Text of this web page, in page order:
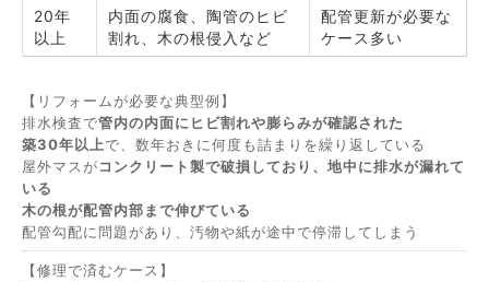
20年
以上
内面の腐食、陶管のヒビ
割れ、木の根侵入など
配管更新が必要な
ケース多い
【リフォームが必要な典型例】
排水検査で管内の内面にヒビ割れや膨らみが確認された
築30年以上で、数年おきに何度も詰まりを繰り返している
屋外マスがコンクリート製で破損しており、地中に排水が漏れて
いる
木の根が配管内部まで伸びている
配管勾配に問題があり、汚物や紙が途中で停滞してしまう
【修理で済むケース】